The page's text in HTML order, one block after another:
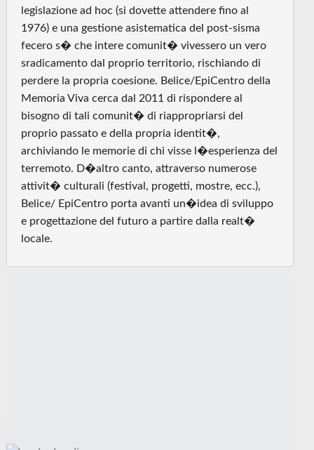
legislazione ad hoc (si dovette attendere fino al
1976) e una gestione asistematica del post-sisma
fecero s� che intere comunit� vivessero un vero
sradicamento dal proprio territorio, rischiando di
perdere la propria coesione. Belice/EpiCentro della
Memoria Viva cerca dal 2011 di rispondere al
bisogno di tali comunit� di riappropriarsi del
proprio passato e della propria identit�,
archiviando le memorie di chi visse l�esperienza del
terremoto. D�altro canto, attraverso numerose
attivit� culturali (festival, progetti, mostre, ecc.),
Belice/ EpiCentro porta avanti un�idea di sviluppo
e progettazione del futuro a partire dalla realt�
locale.